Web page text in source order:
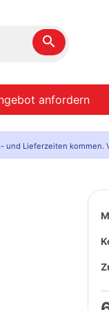
search
anfordern
und Lieferzeiten kommen.